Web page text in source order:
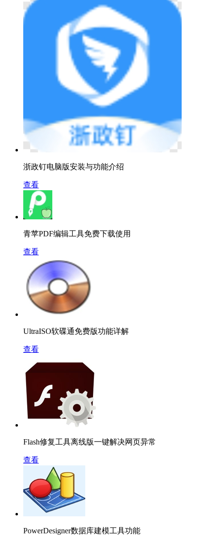
浙政钉电脑版安装与功能介绍
查看
青苹PDF编辑工具免费下载使用
查看
UltraISO软碟通免费版功能详解
查看
Flash修复工具离线版一键解决网页异常
查看
PowerDesigner数据库建模工具功能